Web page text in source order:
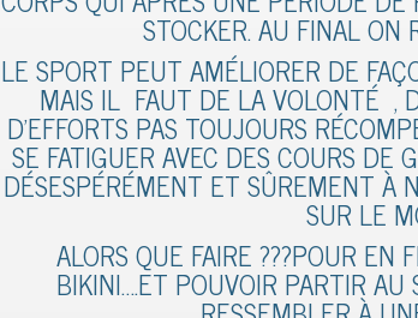
STOCKER. AU FINAL ON
LE SPORT PEUT AMÉLIORER DE
MAIS IL FAUT DE LA VOLONTÉ ,
D’EFFORTS PAS TOUJOURS
SE FATIGUER AVEC DES COURS DE
DÉSESPÉRÉMENT ET SÛREMENT À
SUR LE
ALORS QUE FAIRE ???POUR EN
BIKINI….ET POUVOIR PARTIR AU